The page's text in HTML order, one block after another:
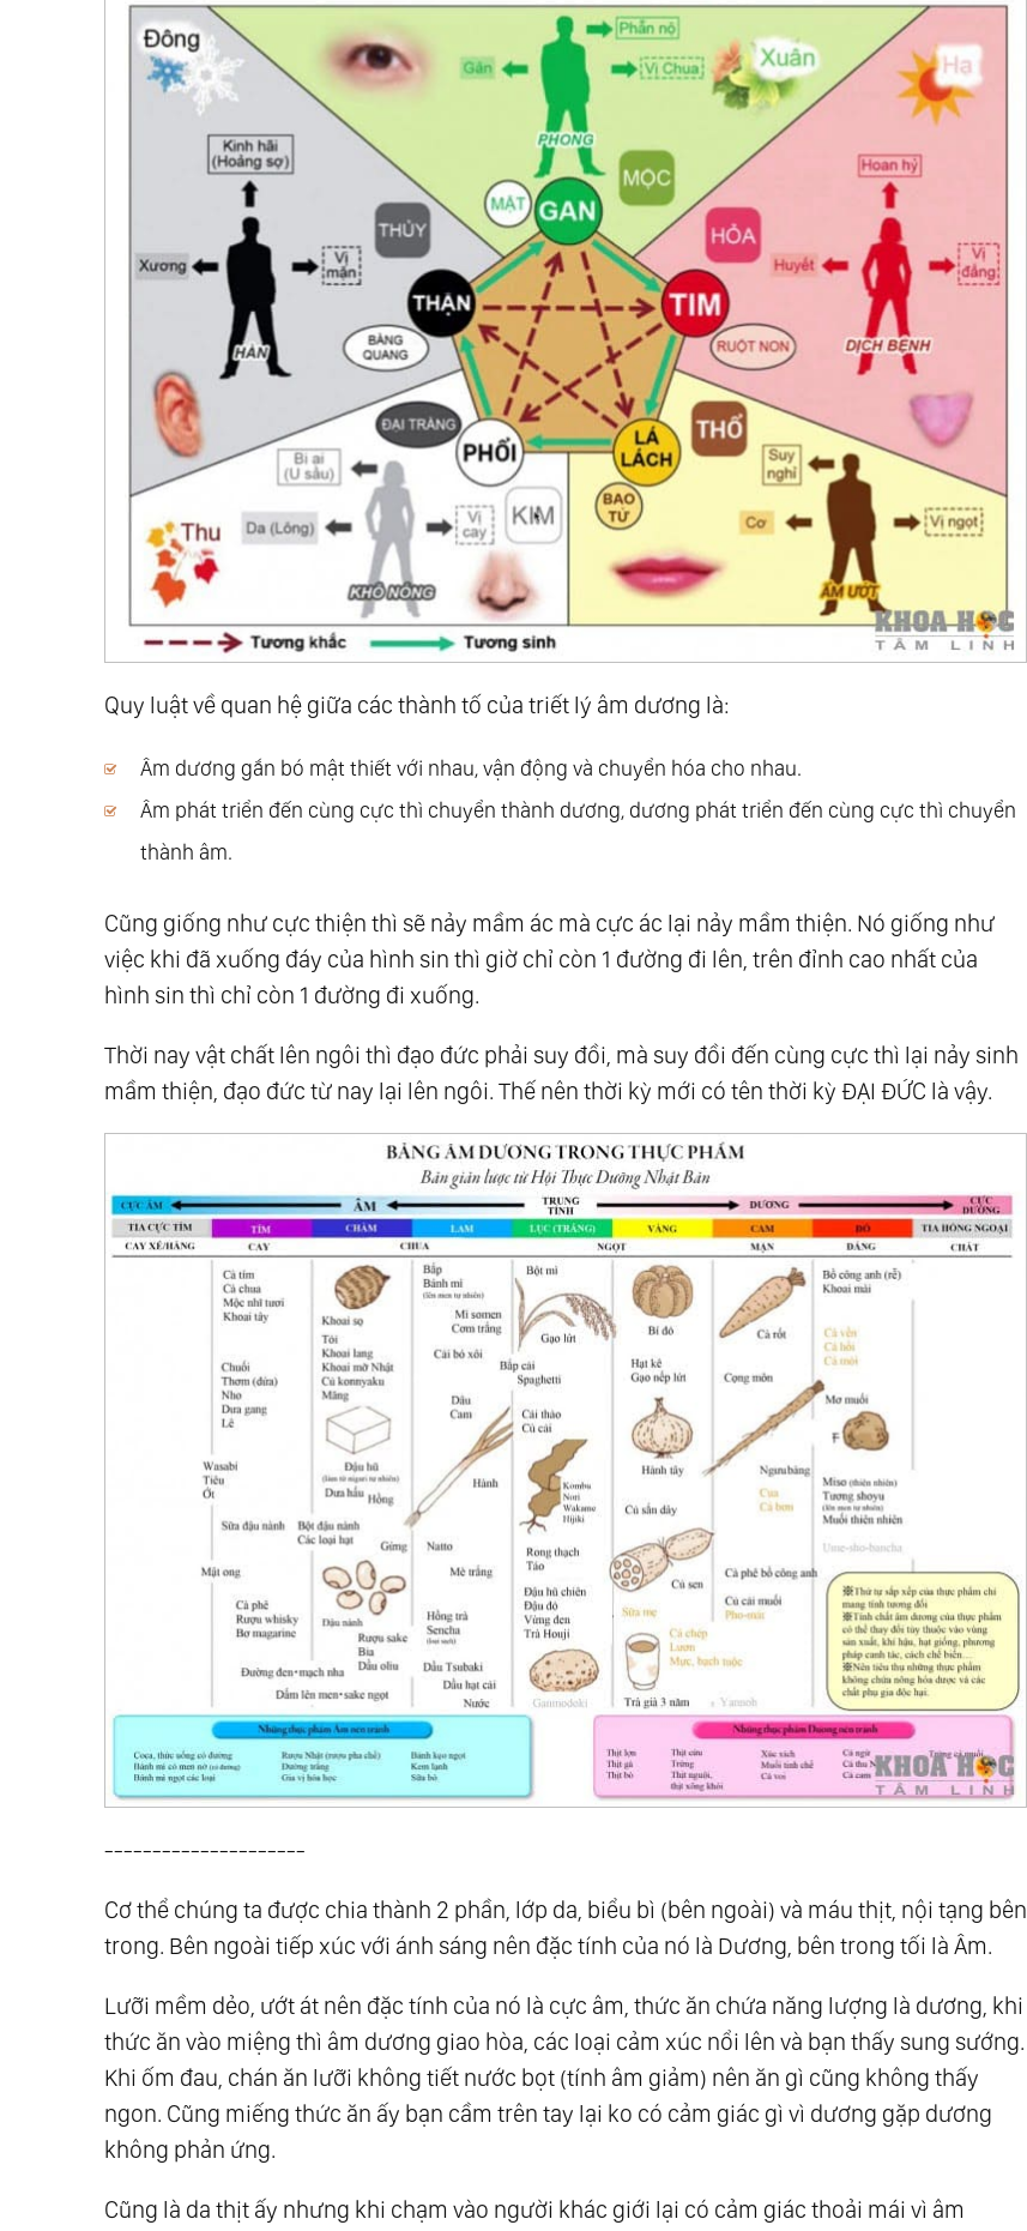
47.Sinh Mệnh Ánh Sáng
48.Tìm Lại Chính Mình
49.Hành Trình Trở Về
Phương Pháp Trở Nên Nhất Thể Với Chúa, Phật
Thuận Tự Nhiên
Hành Trình Vĩ Đại Của Linh Hồn
53.Cảm Giác Tích Cực
54.Vô Niệm - Vô Ngã
Thay Đổi Bản Thân Là Thay Đổi Thế Giới
56.Góc Nhìn
57.Thông Tin Là Năng Lượng
58.Làm Chủ Bản Năng
59.Nhất Ngôn, Tất Sát
60.Satan Chính Là Tình Yêu
61.Trí Tuệ Là Một Loại Hạnh Phúc
62.Tu Tâm, Sửa Tính
63.Tiến Hoá
64.Tình Yêu Thì Không Có Phân Biệt Và Phân Biệt Chưa Bao Giờ Là Tình Yêu
65.Cốt Lõi Của Tình Yêu
67.Thế Nào Là Yêu Thương Bản Thân?
68.Đạo Là Gì?
69.Xây Dựng Thiên Đường Tại Thế
71. Xây Dựng Thiên Đường Tại Thế: Tâm Thức Đại Đồng
72. Tất Cả Chúng Ta Là Một, Hòa Hợp Chứ Không Hòa Tan
74.Vạn Vật Đồng Nhất Thể
75.Thiên Địa Vạn Vật Đồng Nhất Thể
76.Đạo Đức Kinh - Lão Tử
Câu Chuyện Linh Hồn Nhỏ Và Mặt Trời
78.Hợp Nhất
79.Khoa Học Tâm Linh Kiến Đại Đồng
Sự Thật - The Truth
Ảo Ảnh
Sự Sống Của Đất - Hãy Bảo Vệ Đất
Thượng Đế Bảo Ta Rằng...
Ma Khảo
Bàn Về Đạo Và Giáo
Chữa Lành (Healing) Là Gì?
Sức Mạnh Của Sự Dịu Dàng
Tâm Lương Thiện Tỏa Sáng, Thơm Người Và Cũng Ấm Mình
Cách Dòng Ý Thức Tác Động Lên Cuộc Đời Bạn
Hành Trình Của Giác Ngộ
Sáng Thế Chủ
92.Người Thầy Lớn Nhất
93.Phẩm Hạnh Của Lòng Vị Kỷ
95.Chân Tâm
96. Chân Ái
97. Thượng Đế Muôn Màu
99.Bản Chất Của Sự Sống
100.Viết Về Cái Không
101. Cuộc Đại Khủng Hoảng
102.Cuộc Đối Thoại Giữa Thiện Và Ác
103.Thức Tỉnh Ảo
104.Thế Giới Này Vốn Không Tồn Tại Bóng Tối, Cái Lạnh Và Sự Xấu Xa
Quy luật về quan hệ giữa các thành tố của triết lý âm dương là:
Âm dương gắn bó mật thiết với nhau, vận động và chuyển hóa cho nhau.
Âm phát triển đến cùng cực thì chuyển thành dương, dương phát triển đến cùng cực thì chuyển
thành âm.
Cũng giống như cực thiện thì sẽ nảy mầm ác mà cực ác lại nảy mầm thiện. Nó giống như
việc khi đã xuống đáy của hình sin thì giờ chỉ còn 1 đường đi lên, trên đỉnh cao nhất của
hình sin thì chỉ còn 1 đường đi xuống.
Thời nay vật chất lên ngôi thì đạo đức phải suy đồi, mà suy đồi đến cùng cực thì lại nảy sinh
mầm thiện, đạo đức từ nay lại lên ngôi. Thế nên thời kỳ mới có tên thời kỳ ĐẠI ĐỨC là vậy.
---------------------
Cơ thể chúng ta được chia thành 2 phần, lớp da, biểu bì (bên ngoài) và máu thịt, nội tạng bên
trong. Bên ngoài tiếp xúc với ánh sáng nên đặc tính của nó là Dương, bên trong tối là Âm.
Lưỡi mềm dẻo, ướt át nên đặc tính của nó là cực âm, thức ăn chứa năng lượng là dương, khi
thức ăn vào miệng thì âm dương giao hòa, các loại cảm xúc nổi lên và bạn thấy sung sướng.
Khi ốm đau, chán ăn lưỡi không tiết nước bọt (tính âm giảm) nên ăn gì cũng không thấy
ngon. Cũng miếng thức ăn ấy bạn cầm trên tay lại ko có cảm giác gì vì dương gặp dương
không phản ứng.
Cũng là da thịt ấy nhưng khi chạm vào người khác giới lại có cảm giác thoải mái vì âm